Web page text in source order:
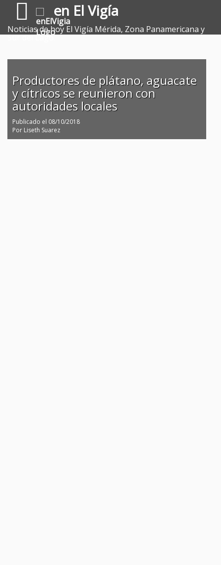
en El Vigía
Noticias de hoy El Vigía Mérida, Zona Panamericana y
Sur del Lago.
Productores de plátano, aguacate
y cítricos se reunieron con
autoridades locales
Publicado el 08/10/2018
Por Liseth Suarez